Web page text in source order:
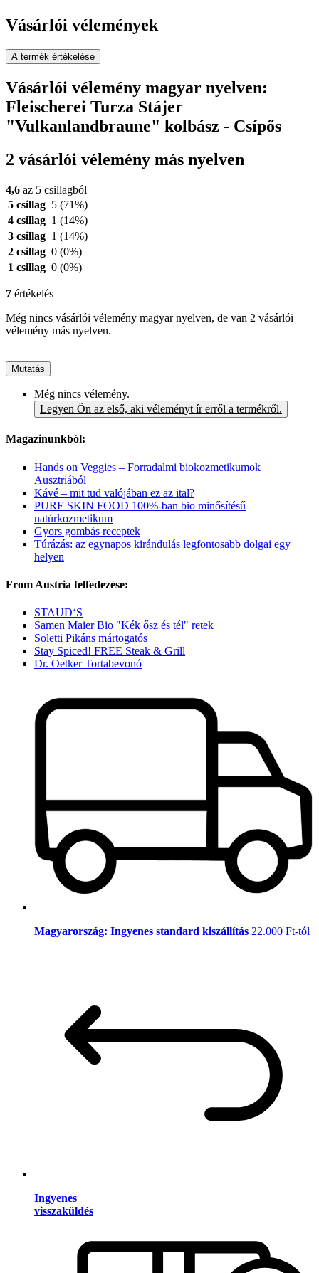
Vásárlói vélemények
A termék értékelése
Vásárlói vélemény magyar nyelven:
Fleischerei Turza Stájer
"Vulkanlandbraune" kolbász - Csípős
2 vásárlói vélemény más nyelven
4,6 az 5 csillagból
5 csillag 5 (71%)
4 csillag 1 (14%)
3 csillag 1 (14%)
2 csillag 0 (0%)
1 csillag 0 (0%)
7 értékelés
Még nincs vásárlói vélemény magyar nyelven, de van 2 vásárlói
vélemény más nyelven.
Mutatás
Még nincs vélemény.
Legyen Ön az első, aki véleményt ír erről a termékről.
Magazinunkból:
Hands on Veggies – Forradalmi biokozmetikumok
Ausztriából
Kávé – mit tud valójában ez az ital?
PURE SKIN FOOD 100%-ban bio minősítésű
natúrkozmetikum
Gyors gombás receptek
Túrázás: az egynapos kirándulás legfontosabb dolgai egy
helyen
From Austria felfedezése:
STAUD‘S
Samen Maier Bio "Kék ősz és tél" retek
Soletti Pikáns mártogatós
Stay Spiced! FREE Steak & Grill
Dr. Oetker Tortabevonó
Magyarország: Ingyenes standard kiszállítás 22.000 Ft-tól
Ingyenes
visszaküldés